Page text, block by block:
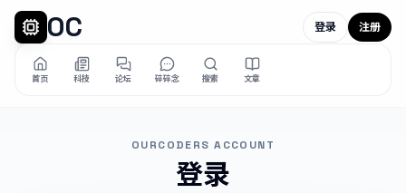
OC
首页 科技 论坛 碎碎念 搜索 文章
登录 注册
OURCODERS ACCOUNT
登录